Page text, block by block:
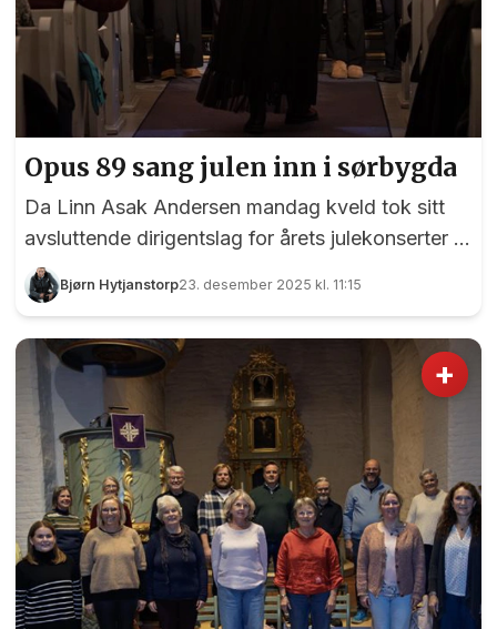
Opus 89 sang julen inn i sørbygda
Da Linn Asak Andersen mandag kveld tok sitt
avsluttende dirigentslag for årets julekonserter i
Råholt kirke, var det med et kor som har sunget
sammen i 36 år og som hun selv har dirigert i 23
var julestemning av den ekte sorten.
Bjørn Hytjanstorp23. desember 2025 kl. 11:15
+